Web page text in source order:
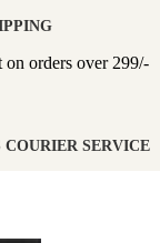
on orders over299/-
COURIER SERVICE